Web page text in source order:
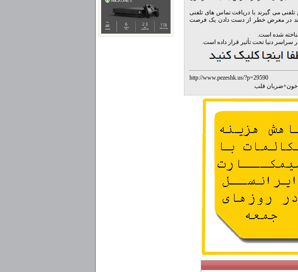
احتمال دیگر این است که افرادی که در روز ۳۰ تماس تلفنی می گیرند با دریافت تماس های تلفنی
در معرض خطر از دست دادن یک فرصت
شده است.
دنیا تحت تأثیر قرار داده است.
http://www.pezeshk.us/?p=29590
خون+ضربان قلب